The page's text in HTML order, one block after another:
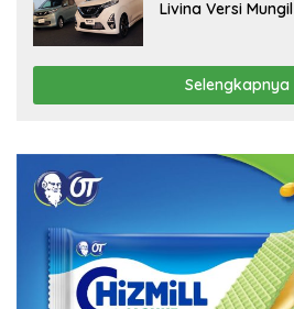
Livina Versi Mungil
Selengkapnya